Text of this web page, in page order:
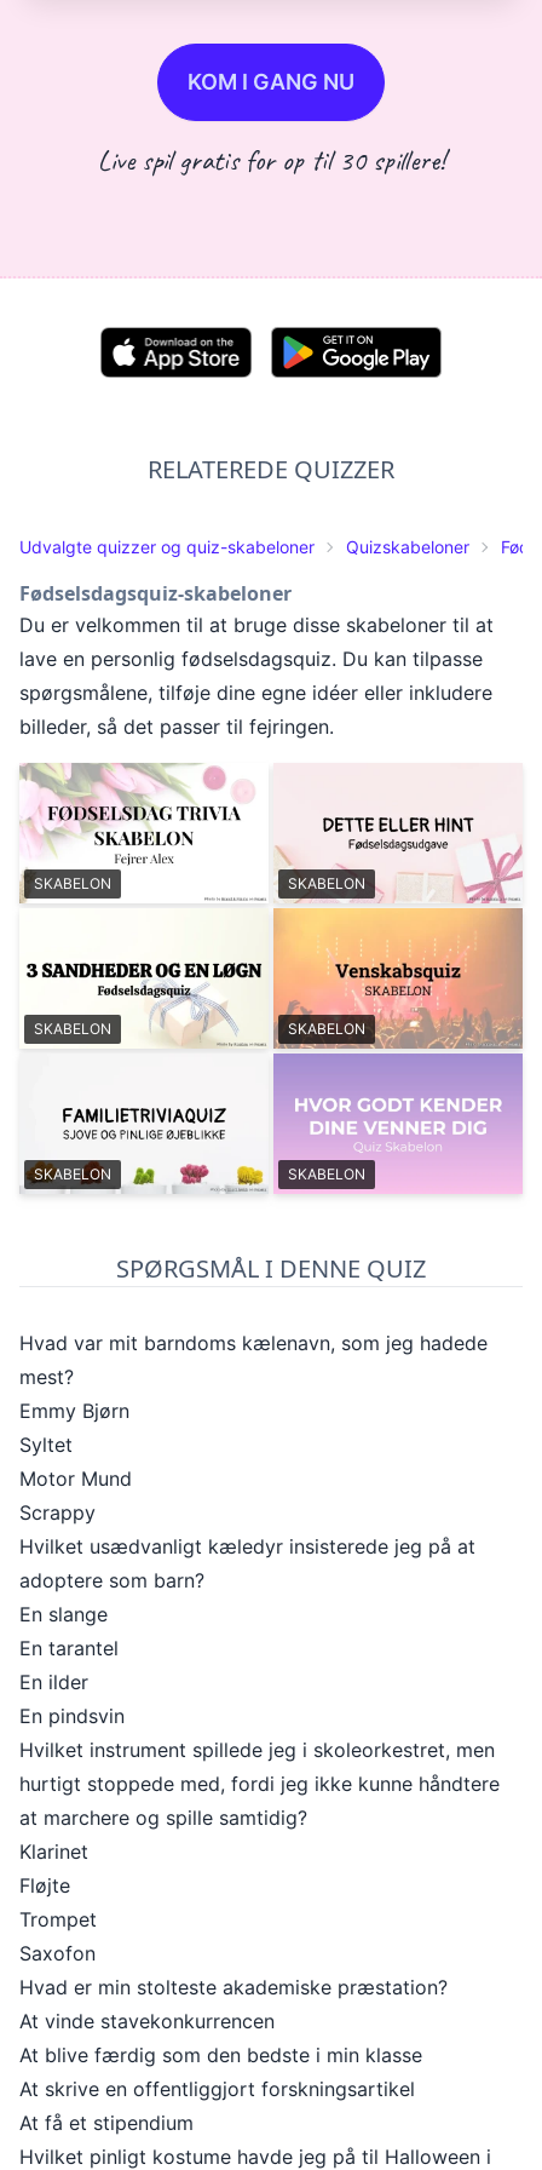
KOM I GANG NU
Live spil gratis for op til 30 spillere!
RELATEREDE QUIZZER
Udvalgte quizzer og quiz-skabeloner Quizskabeloner
Fødselsdagsquiz-skabeloner
Du er velkommen til at bruge disse skabeloner til at
lave en personlig fødselsdagsquiz. Du kan tilpasse
spørgsmålene, tilføje dine egne idéer eller inkludere
billeder, så det passer til fejringen.
SKABELON SKABELON
SKABELON SKABELON
SKABELON SKABELON
SPØRGSMÅL I DENNE QUIZ
Hvad var mit barndoms kælenavn, som jeg hadede
mest?
Emmy Bjørn
Syltet
Motor Mund
Scrappy
Hvilket usædvanligt kæledyr insisterede jeg på at
adoptere som barn?
En slange
En tarantel
En ilder
En pindsvin
Hvilket instrument spillede jeg i skoleorkestret, men
hurtigt stoppede med, fordi jeg ikke kunne håndtere
at marchere og spille samtidig?
Klarinet
Fløjte
Trompet
Saxofon
Hvad er min stolteste akademiske præstation?
At vinde stavekonkurrencen
At blive færdig som den bedste i min klasse
At skrive en offentliggjort forskningsartikel
At få et stipendium
Hvilket pinligt kostume havde jeg på til Halloween i